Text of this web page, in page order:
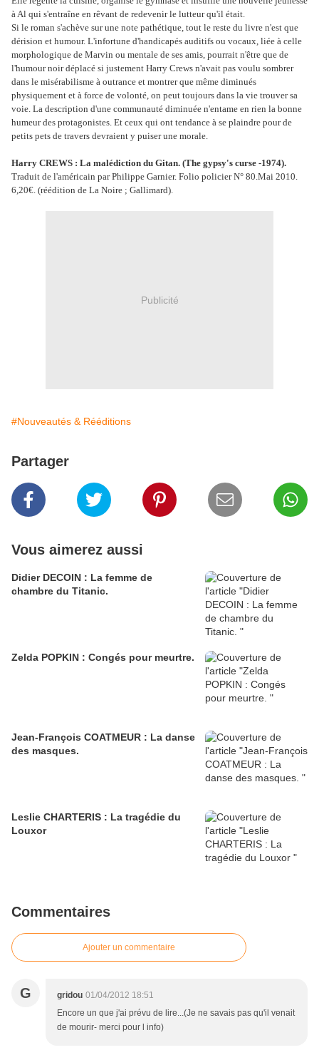
à Al qui s'entraîne en rêvant de redevenir le lutteur qu'il était.
Si le roman s'achève sur une note pathétique, tout le reste du livre n'est que
dérision et humour. L'infortune d'handicapés auditifs ou vocaux, liée à celle
morphologique de Marvin ou mentale de ses amis, pourrait n'être que de
l'humour noir déplacé si justement Harry Crews n'avait pas voulu sombrer
dans le misérabilisme à outrance et montrer que même diminués
physiquement et à force de volonté, on peut toujours dans la vie trouver sa
voie. La description d'une communauté diminuée n'entame en rien la bonne
humeur des protagonistes. Et ceux qui ont tendance à se plaindre pour de
petits pets de travers devraient y puiser une morale.
Harry CREWS : La malédiction du Gitan. (The gypsy's curse -1974).
Traduit de l'américain par Philippe Garnier. Folio policier N° 80.Mai 2010.
6,20€. (réédition de La Noire ; Gallimard).
Publicité
#Nouveautés & Rééditions
Partager
Vous aimerez aussi
Didier DECOIN : La femme de
chambre du Titanic.
Zelda POPKIN : Congés pour meurtre.
Jean-François COATMEUR : La danse
des masques.
Leslie CHARTERIS : La tragédie du
Louxor
Commentaires
Ajouter un commentaire
G gridou 01/04/2012 18:51
Encore un que j'ai prévu de lire...(Je ne savais pas qu'il venait
de mourir- merci pour l info)